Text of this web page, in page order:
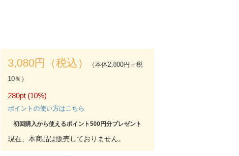
3,080円（税込）
（本体2,800円＋税
10％）
280pt (10%)
ポイントの使い方はこちら
初回購入から使えるポイント500円分プレゼント
現在、本商品は販売しておりません。